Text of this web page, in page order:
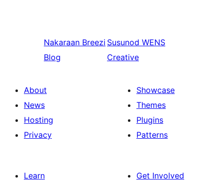
Nakaraan Breezi
Blog
Susunod WENS
Creative
About
News
Hosting
Privacy
Showcase
Themes
Plugins
Patterns
Learn
Get Involved